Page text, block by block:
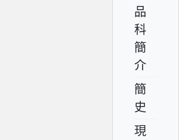
品
科
簡
介
簡
史
現